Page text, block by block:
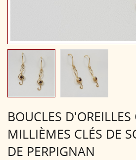
BOUCLES
MILLIÈMES CLÉS DE
DE PERPIGNAN